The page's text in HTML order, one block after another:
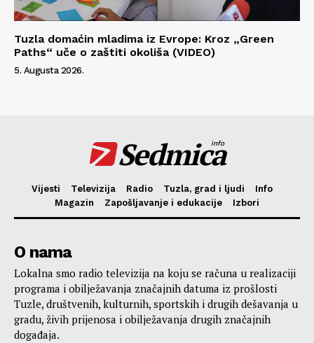
Tuzla domaćin mladima iz Evrope: Kroz „Green
Paths“ uče o zaštiti okoliša (VIDEO)
5. Augusta 2026.
Sedmica
info
Vijesti Televizija Radio Tuzla, grad i ljudi
Info
Magazin
Zapošljavanje i edukacije Izbori
O nama
Lokalna smo radio televizija na koju se računa u realizaciji
programa i obilježavanja značajnih datuma iz prošlosti
Tuzle, društvenih, kulturnih, sportskih i drugih dešavanja u
gradu, živih prijenosa i obilježavanja drugih značajnih
događaja.